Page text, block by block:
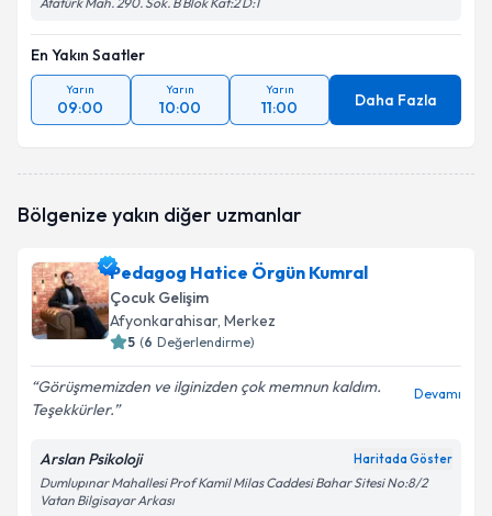
En Yakın Saatler
Yarın
09:00
Yarın
10:00
Yarın
11:00 Daha Fazla
Bölgenize yakın diğer uzmanlar
Pedagog Hatice Örgün Kumral
Çocuk Gelişim
Afyonkarahisar, Merkez
5 (6 Değerlendirme)
Görüşmemizden ve ilginizden çok memnun kaldım.
Teşekkürler.
Devamı
Arslan Psikoloji Haritada Göster
Dumlupınar Mahallesi Prof Kamil Milas Caddesi Bahar Sitesi No:8/2
Vatan Bilgisayar Arkası